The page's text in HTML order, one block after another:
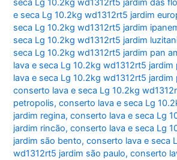
seca Lg 10.2kg wd1312rt5 jardim das
e seca Lg 10.2kg wd1312rt5 jardim
seca Lg 10.2kg wd1312rt5 jardim
seca Lg 10.2kg wd1312rt5 jardim
seca Lg 10.2kg wd1312rt5 jardim pan
lava e seca Lg 10.2kg wd1312rt5 jardim
lava e seca Lg 10.2kg wd1312rt5 jardim
conserto lava e seca Lg 10.2kg
petropolis,conserto lava e seca Lg
jardim regina,conserto lava e seca Lg
jardim rincão,conserto lava e seca Lg
jardim são bento,conserto lava e seca
wd1312rt5 jardim são paulo,conserto